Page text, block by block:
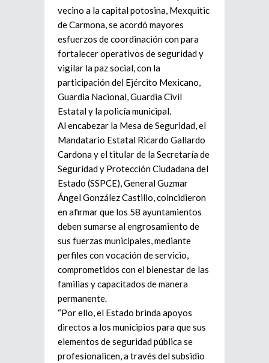
vecino a la capital potosina, Mexquitic
de Carmona, se acordó mayores
esfuerzos de coordinación con para
fortalecer operativos de seguridad y
vigilar la paz social, con la
participación del Ejército Mexicano,
Guardia Nacional, Guardia Civil
Estatal y la policía municipal.
Al encabezar la Mesa de Seguridad, el
Mandatario Estatal Ricardo Gallardo
Cardona y el titular de la Secretaría de
Seguridad y Protección Ciudadana del
Estado (SSPCE), General Guzmar
Ángel González Castillo, coincidieron
en afirmar que los 58 ayuntamientos
deben sumarse al engrosamiento de
sus fuerzas municipales, mediante
perfiles con vocación de servicio,
comprometidos con el bienestar de las
familias y capacitados de manera
permanente.
“Por ello, el Estado brinda apoyos
directos a los municipios para que sus
elementos de seguridad pública se
profesionalicen, a través del subsidio